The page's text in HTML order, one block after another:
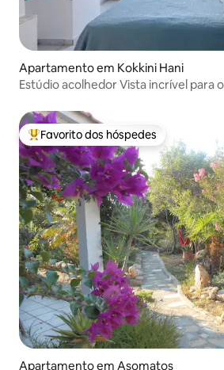
Apartamento em Kokkini Hani
Estúdio acolhedor Vista incrível para
Favoritos dos hóspedes mais
Favorito dos hóspedes
Apartamento em Asomatos